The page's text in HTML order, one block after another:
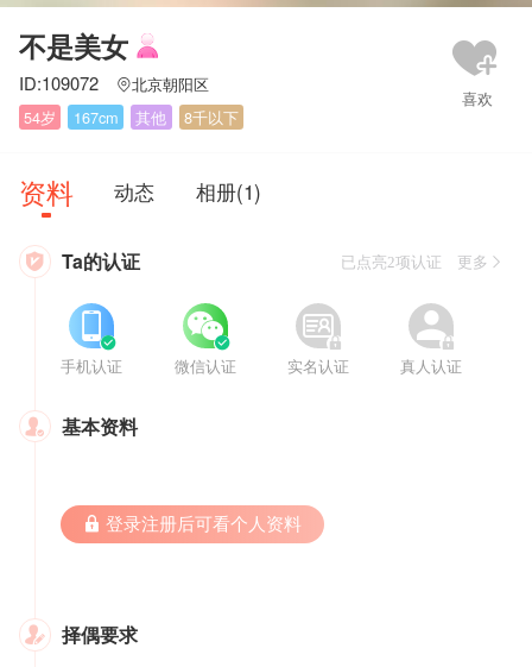
不是美女
ID:109072 北京朝阳区
54岁
167cm 其他 8千以下
资料 动态 相册(1)
 Ta的认证 已点亮2项认证 更多

手机认证


微信认证


实名认证


真人认证
 基本资料
 登录注册后可看个人资料
 择偶要求